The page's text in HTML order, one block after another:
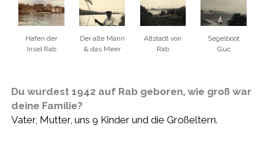
Hafen der
Insel Rab
Der alte Mann
& das Meer
Altstadt von
Rab
Segelboot
Guc
Du wurdest 1942 auf Rab geboren, wie groß war
deine Familie?
Vater, Mutter, uns 9 Kinder und die Großeltern.